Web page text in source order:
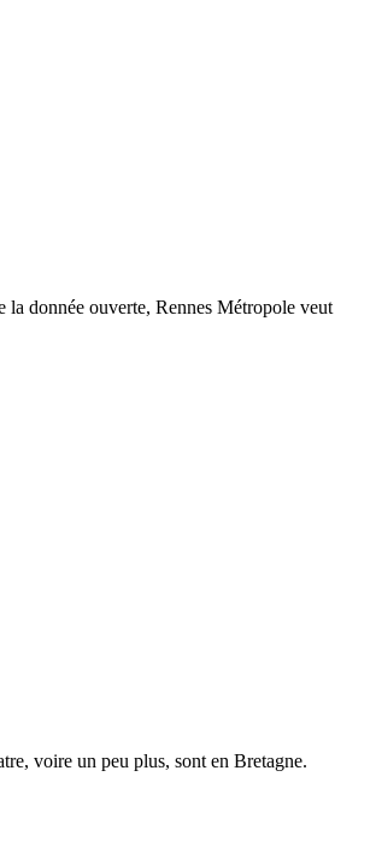
la donnée ouverte, Rennes Métropole veut
voire un peu plus, sont en Bretagne.